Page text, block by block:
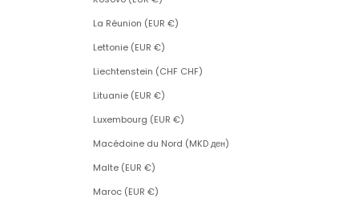
La Réunion (EUR €)
Lettonie (EUR €)
Liechtenstein (CHF CHF)
Lituanie (EUR €)
Luxembourg (EUR €)
Macédoine du Nord (MKD ден)
Malte (EUR €)
Maroc (EUR €)